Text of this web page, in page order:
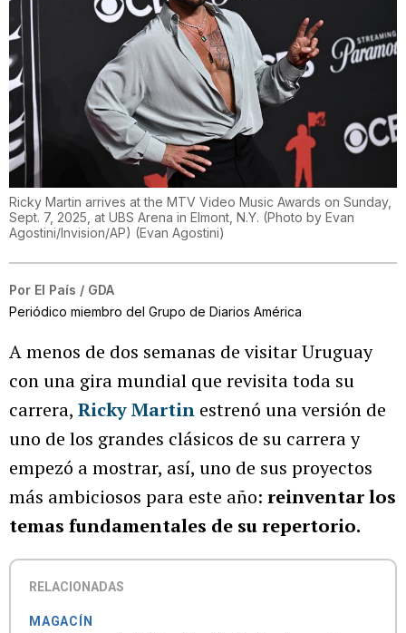
Ricky Martin arrives at the MTV Video Music Awards on Sunday,
Sept. 7, 2025, at UBS Arena in Elmont, N.Y. (Photo by Evan
Agostini/Invision/AP) (Evan Agostini)
Por El País / GDA
Periódico miembro del Grupo de Diarios América
A menos de dos semanas de visitar Uruguay
con una gira mundial que revisita toda su
carrera, Ricky Martin estrenó una versión de
uno de los grandes clásicos de su carrera y
empezó a mostrar, así, uno de sus proyectos
más ambiciosos para este año: reinventar los
temas fundamentales de su repertorio.
RELACIONADAS
MAGACÍN